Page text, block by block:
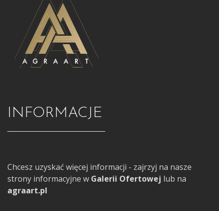
INFORMACJE
Chcesz uzyskać więcej informacji - zajrzyj na nasze
strony informacyjne w Galerii Ofertowej lub na
agraart.pl